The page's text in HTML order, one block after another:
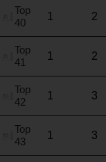
Top
40
1 2
Top
41
1 2
Top
42
1 3
Top
43
1 3